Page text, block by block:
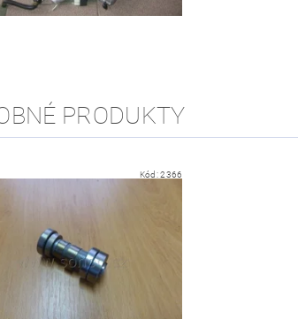
PRODUKTY
Kód:2366